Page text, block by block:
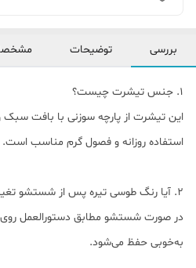
بررسی توضیحات
1. جنس تیشرت چیست؟
این تیشرت از پارچه سوزنی با بافت
استفاده روزانه و فصول گرم مناسب است.
2. آیا رنگ طوسی تیره پس از شستشو تغییر می‌کند؟
در صورت شستشو مطابق دستورالعمل
به‌خوبی حفظ می‌شود.